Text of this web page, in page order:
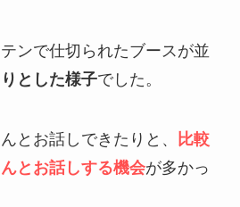
ンで仕切られたブースが並
とした様子でした。
とお話しできたりと、
比較
とお話しする機会が多かっ